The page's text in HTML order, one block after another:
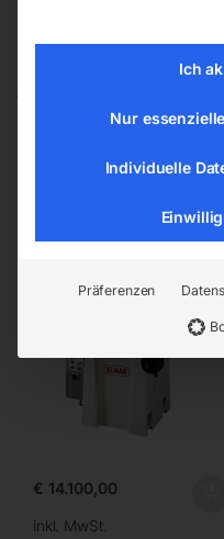
Ähnliche
Flächenschleifmaschine
€ 14.100,00
inkl. MwSt.
Ich
Nur
Individuelle
Präferenzen